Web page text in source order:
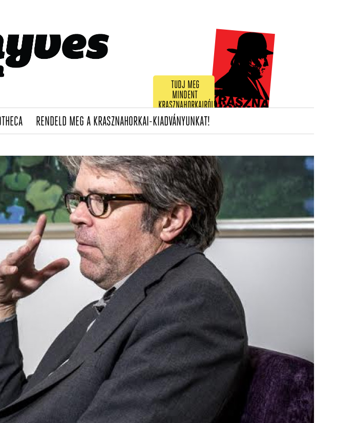
TUDJ MEG
MINDENT
KRASZNAHORKAIRÓL!
(CURRENT)
RENDELD MEG A KRASZNAHORKAI-KIADVÁNYUNKAT!(CURRENT)